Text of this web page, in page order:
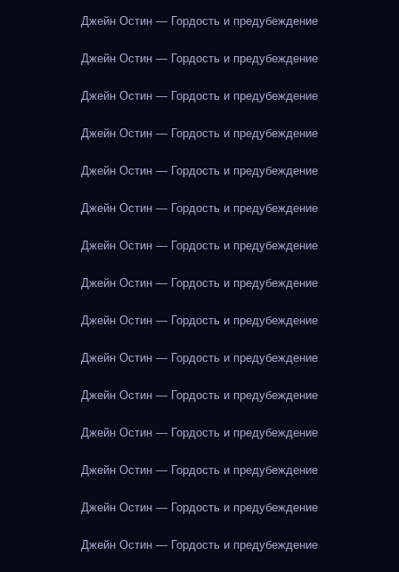
Джейн Остин — Гордость и предубеждение
Джейн Остин — Гордость и предубеждение
Джейн Остин — Гордость и предубеждение
Джейн Остин — Гордость и предубеждение
Джейн Остин — Гордость и предубеждение
Джейн Остин — Гордость и предубеждение
Джейн Остин — Гордость и предубеждение
Джейн Остин — Гордость и предубеждение
Джейн Остин — Гордость и предубеждение
Джейн Остин — Гордость и предубеждение
Джейн Остин — Гордость и предубеждение
Джейн Остин — Гордость и предубеждение
Джейн Остин — Гордость и предубеждение
Джейн Остин — Гордость и предубеждение
Джейн Остин — Гордость и предубеждение